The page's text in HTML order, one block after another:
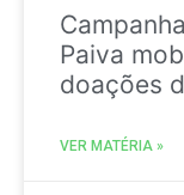
Paiva
doações
VER MATÉRIA »